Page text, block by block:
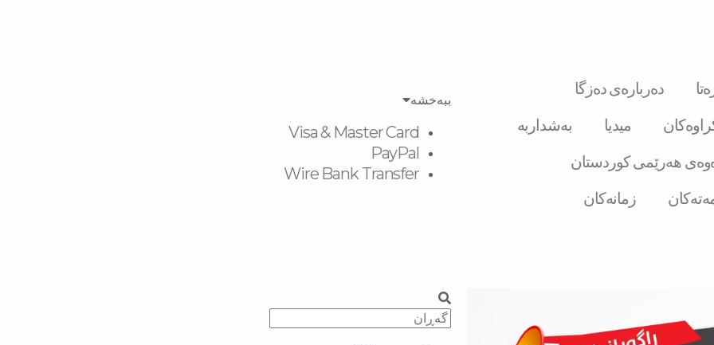
دەربارەی دەزگا
میدیا
بەشداربە
هەرێمی کوردستان
زمانەکان
ببەخشە
Visa & Master Card
PayPal
Wire Bank Transfer
Search
Search